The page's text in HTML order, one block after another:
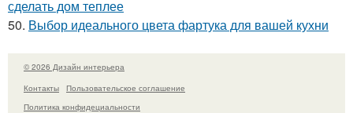
сделать дом теплее
50. Выбор идеального цвета фартука для вашей кухни
© 2026 Дизайн интерьера
Контакты
Пользовательское соглашение
Политика конфидециальности